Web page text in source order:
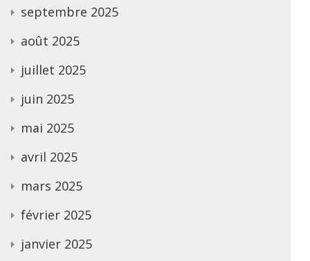
septembre 2025
août 2025
juillet 2025
juin 2025
mai 2025
avril 2025
mars 2025
février 2025
janvier 2025